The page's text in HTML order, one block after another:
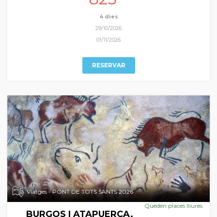
patrimonial indubtable, a les que ens aproximem en el nostre
periple autumnal.
4 dies
29/10/2026
01/11/2026
RESERVAR
Viatges - PONT DE TOTS SANTS 2026
Queden places lliures
BURGOS I ATAPUERCA.